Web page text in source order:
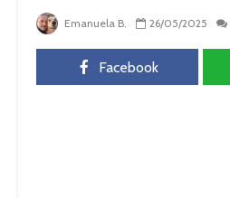
Emanuela B. 26/05/2025
Facebook